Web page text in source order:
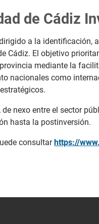
de Cádiz
a la identificación,
Cádiz. El objetivo
mediante la
nacionales como
nexo entre el sector
hasta la postinversión.
consultarhttps://